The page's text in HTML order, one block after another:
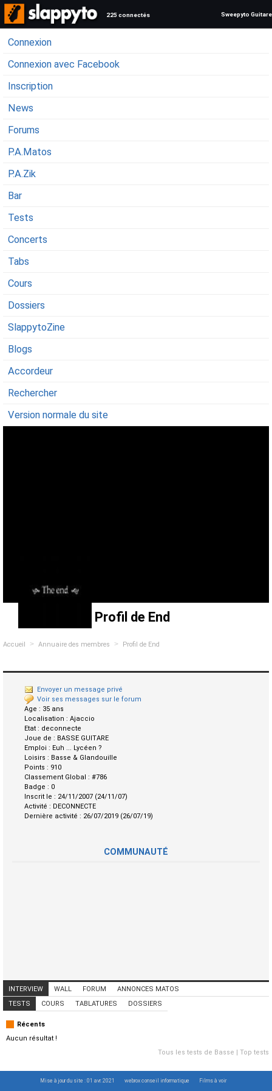
225 connectés Sweepyto Guitare
Connexion
Connexion avec Facebook
Inscription
News
Forums
P.A.Matos
P.A.Zik
Bar
Tests
Concerts
Tabs
Cours
Dossiers
SlappytoZine
Blogs
Accordeur
Rechercher
Version normale du site
Profil de End
Accueil > Annuaire des membres > Profil de End
Envoyer un message privé
Voir ses messages sur le forum
Age : 35 ans
Localisation : Ajaccio
Etat : deconnecte
Joue de : BASSE GUITARE
Emploi : Euh ... Lycéen ?
Loisirs : Basse & Glandouille
Points : 910
Classement Global : #786
Badge : 0
Inscrit le : 24/11/2007 (24/11/07)
Activité : DECONNECTE
Dernière activité : 26/07/2019 (26/07/19)
COMMUNAUTÉ
INTERVIEW WALL FORUM
ANNONCES MATOS
ANNONCES MUSICIENS
CONCERTS
TESTS COURS TABLATURES DOSSIERS
Récents
Aucun résultat !
Tous les tests de Basse
Top tests
Mise à jour du site : 01 avr. 2021 webrox conseil informatique Films à voir